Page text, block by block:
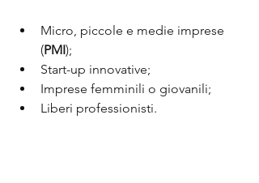
Micro, piccole e medie imprese
(PMI);
Start-up innovative;
Imprese femminili o giovanili;
Liberi professionisti.